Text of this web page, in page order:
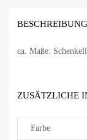
BESCHREIBUNG
ca. Maße:
ZUSÄTZLICHE
Farbe